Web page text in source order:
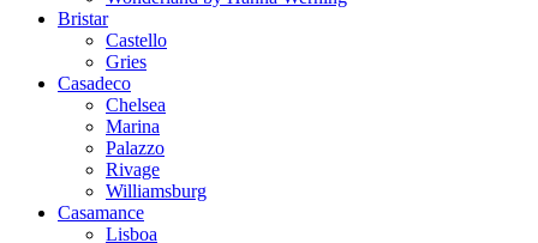
Bristar
Castello
Gries
Casadeco
Chelsea
Marina
Palazzo
Rivage
Williamsburg
Casamance
Lisboa